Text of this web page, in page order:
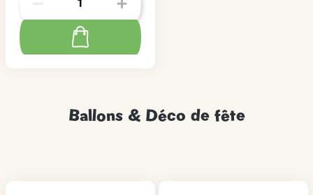
Ballons & Déco de fête